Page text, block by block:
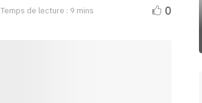
Temps de lecture : 9 mins 0